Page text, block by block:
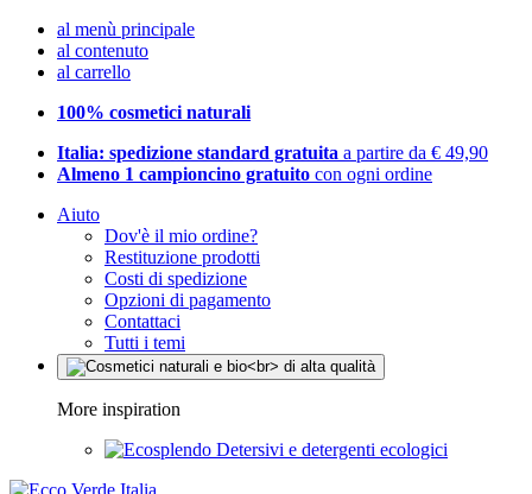
al menù principale
al contenuto
al carrello
100% cosmetici naturali
Italia: spedizione standard gratuita a partire da € 49,90
Almeno 1 campioncino gratuito con ogni ordine
Aiuto
Dov'è il mio ordine?
Restituzione prodotti
Costi di spedizione
Opzioni di pagamento
Contattaci
Tutti i temi
More inspiration
Detersivi e detergenti ecologici